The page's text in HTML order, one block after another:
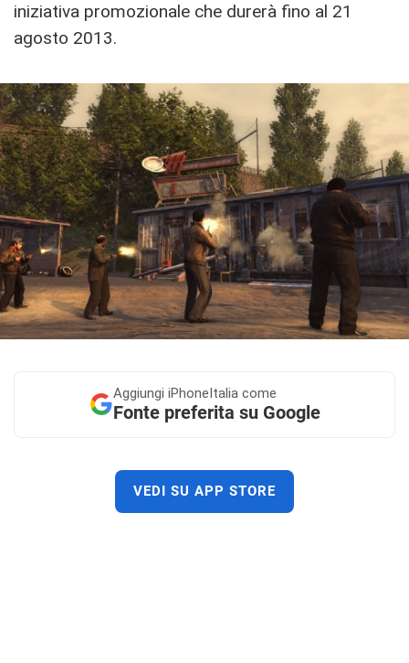
iniziativa promozionale che durerà fino al 21
agosto 2013.
Aggiungi iPhoneItalia come
Fonte preferita su Google
VEDI SU APP STORE